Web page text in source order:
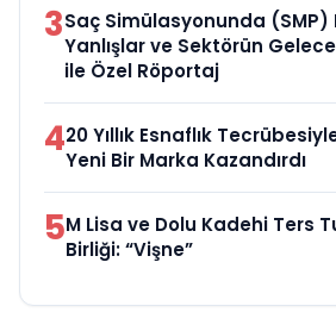
3Saç Simülasyonunda (SMP)
Yanlışlar ve Sektörün
ile Özel Röportaj
420 Yıllık Esnaflık
Yeni Bir Marka Kazandırdı
5M Lisa ve Dolu Kadehi Ters
Birliği: “Vişne”